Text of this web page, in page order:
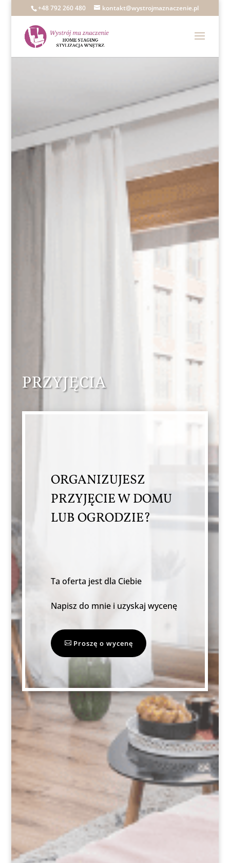
+48 792 260 480 kontakt@wystrojmaznaczenie.pl
PRZYJĘCIA
ORGANIZUJESZ
PRZYJĘCIE W DOMU
LUB OGRODZIE?
Ta oferta jest dla Ciebie
Napisz do mnie i uzyskaj wycenę
Proszę o wycenę